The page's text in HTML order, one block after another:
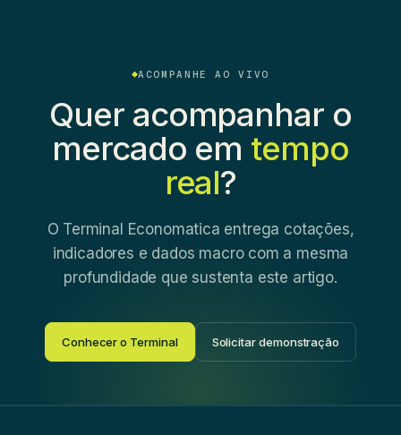
ACOMPANHE AO VIVO
Quer acompanhar o
mercado em tempo
real?
O Terminal Economatica entrega cotações,
indicadores e dados macro com a mesma
profundidade que sustenta este artigo.
Conhecer o Terminal Solicitar demonstração